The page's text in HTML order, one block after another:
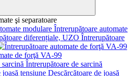
şi separatoare
Întrerupătoare automate
Întrerupătoare
de forţă VA-99
Întrerupătoare de sarcină
Descărcătoare de joasă